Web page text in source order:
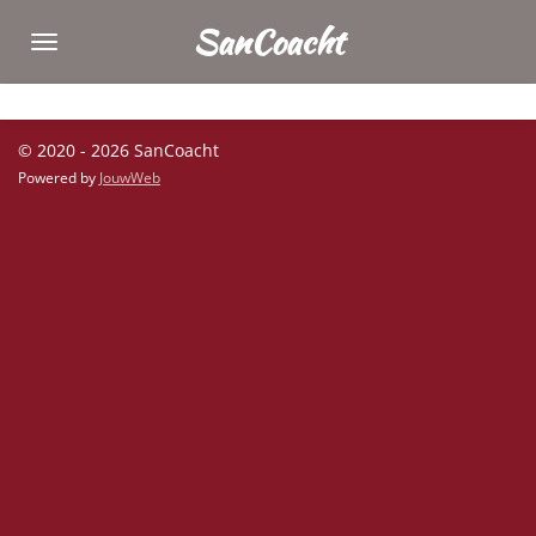
direct
naar
de
hoofdinhoud
SanCoacht
© 2020 - 2026 SanCoacht
Powered by JouwWeb